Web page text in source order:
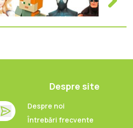
Despre site
Despre noi
Întrebări frecvente